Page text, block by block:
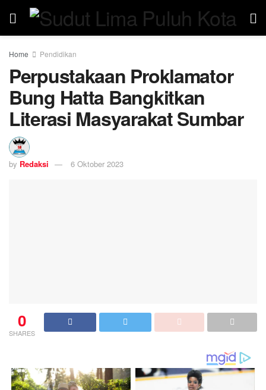
Home Pendidikan
Perpustakaan Proklamator
Bung Hatta Bangkitkan
Literasi Masyarakat Sumbar
by Redaksi 6 Oktober 2023
0
SHARES